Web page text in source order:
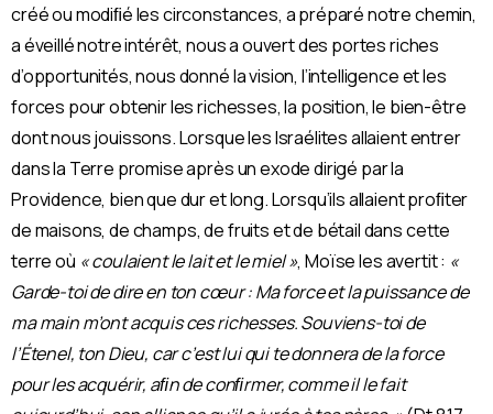
créé ou modiﬁé les circonstances, a préparé notre chemin,
a éveillé notre intérêt, nous a ouvert des portes riches
d’opportunités, nous donné la vision, l’intelligence et les
forces pour obtenir les richesses, la position, le bien-être
dont nous jouissons. Lorsque les Israélites allaient entrer
dans la Terre promise après un exode dirigé par la
Providence, bien que dur et long. Lorsqu’ils allaient proﬁter
de maisons, de champs, de fruits et de bétail dans cette
terre où « coulaient le lait et le miel », Moïse les avertit : «
Garde-toi de dire en ton cœur : Ma force et la puissance de
ma main m’ont acquis ces richesses. Souviens-toi de
l’Étenel, ton Dieu, car c’est lui qui te donnera de la force
pour les acquérir, aﬁn de conﬁrmer, comme il le fait